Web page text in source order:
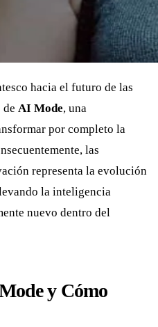
hacia el futuro de las
de AI Mode, una
por completo la
las
representa la evolución
la inteligencia
nuevo dentro del
y Cómo